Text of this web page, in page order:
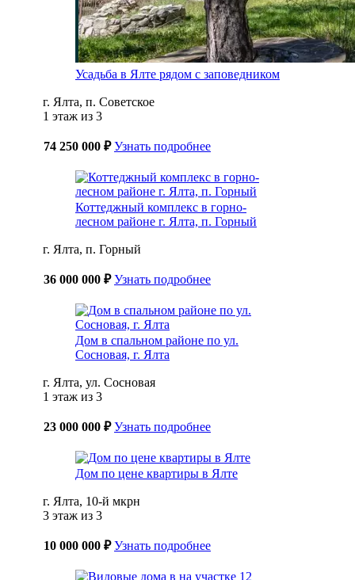
Усадьба в Ялте рядом с заповедником
г. Ялта, п. Советское
1 этаж из 3
74 250 000 ₽ Узнать подробнее
Коттеджный комплекс в горно-
лесном районе г. Ялта, п. Горный
г. Ялта, п. Горный
36 000 000 ₽ Узнать подробнее
Дом в спальном районе по ул.
Сосновая, г. Ялта
г. Ялта, ул. Сосновая
1 этаж из 3
23 000 000 ₽ Узнать подробнее
Дом по цене квартиры в Ялте
г. Ялта, 10-й мкрн
3 этаж из 3
10 000 000 ₽ Узнать подробнее